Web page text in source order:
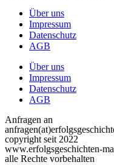
Über uns
Impressum
Datenschutz
AGB
Über uns
Impressum
Datenschutz
AGB
Anfragen an
copyright seit 2022
www.erfolgsgeschichten-
alle Rechte vorbehalten